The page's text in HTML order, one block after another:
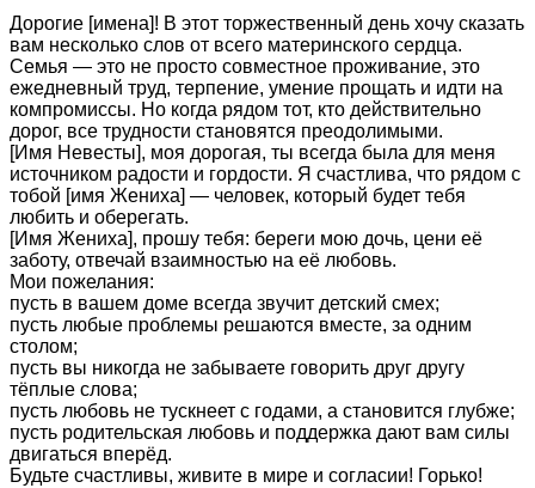
Дорогие [имена]! В этот торжественный день хочу сказать
вам несколько слов от всего материнского сердца.
Семья — это не просто совместное проживание, это
ежедневный труд, терпение, умение прощать и идти на
компромиссы. Но когда рядом тот, кто действительно
дорог, все трудности становятся преодолимыми.
[Имя Невесты], моя дорогая, ты всегда была для меня
источником радости и гордости. Я счастлива, что рядом с
тобой [имя Жениха] — человек, который будет тебя
любить и оберегать.
[Имя Жениха], прошу тебя: береги мою дочь, цени её
заботу, отвечай взаимностью на её любовь.
Мои пожелания:
пусть в вашем доме всегда звучит детский смех;
пусть любые проблемы решаются вместе, за одним
столом;
пусть вы никогда не забываете говорить друг другу
тёплые слова;
пусть любовь не тускнеет с годами, а становится глубже;
пусть родительская любовь и поддержка дают вам силы
двигаться вперёд.
Будьте счастливы, живите в мире и согласии! Горько!